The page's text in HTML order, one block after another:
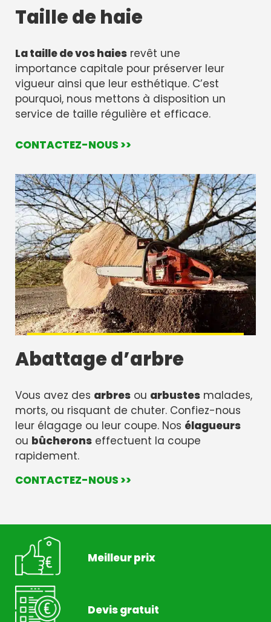
Taille de haie
La taille de vos haies revêt une
importance capitale pour préserver leur
vigueur ainsi que leur esthétique. C’est
pourquoi, nous mettons à disposition un
service de taille régulière et efficace.
CONTACTEZ-NOUS >>
Abattage d’arbre
Vous avez des arbres ou arbustes malades,
morts, ou risquant de chuter. Confiez-nous
leur élagage ou leur coupe. Nos élagueurs
ou bûcherons effectuent la coupe
rapidement.
CONTACTEZ-NOUS >>
Meilleur prix
Devis gratuit